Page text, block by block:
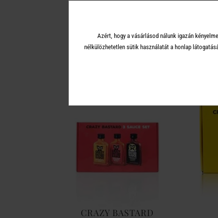
A
CRAZY BASTARD
Azért, hogy a vásárlásod nálunk igazán
nélkülözhetetlen sütik használatát a honlap